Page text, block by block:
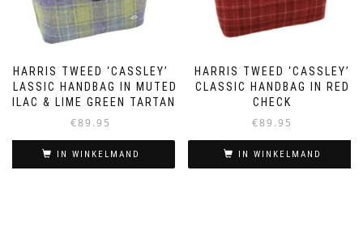
HARRIS TWEED ‘CASSLEY’
CLASSIC HANDBAG IN MUTED
LILAC & LIME GREEN TARTAN
€89.95
IN WINKELMAND
HARRIS TWEED ‘CASSLEY’
CLASSIC HANDBAG IN RED
CHECK
€89.95
IN WINKELMAND